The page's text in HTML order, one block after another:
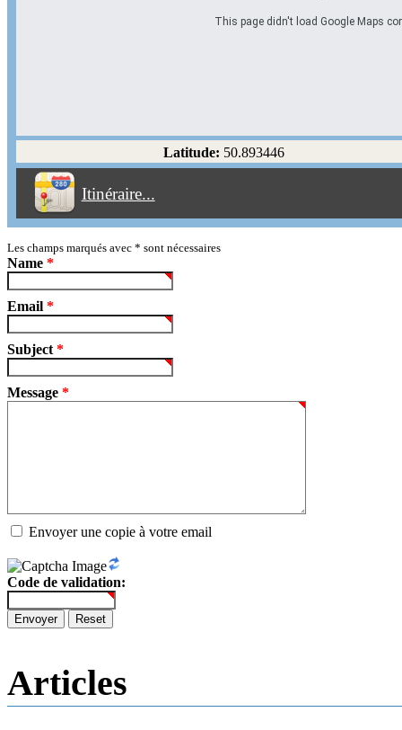
This page didn't load Google Maps
Latitude: 50.893446
Itinéraire...
Éviter les autoroutes
Éviter les péages
Partir! Reset
Les champs marqués avec * sont nécessaires
Name *
Email *
Subject *
Message *
Envoyer une copie à votre email
Code de validation:
Envoyer Reset
Articles